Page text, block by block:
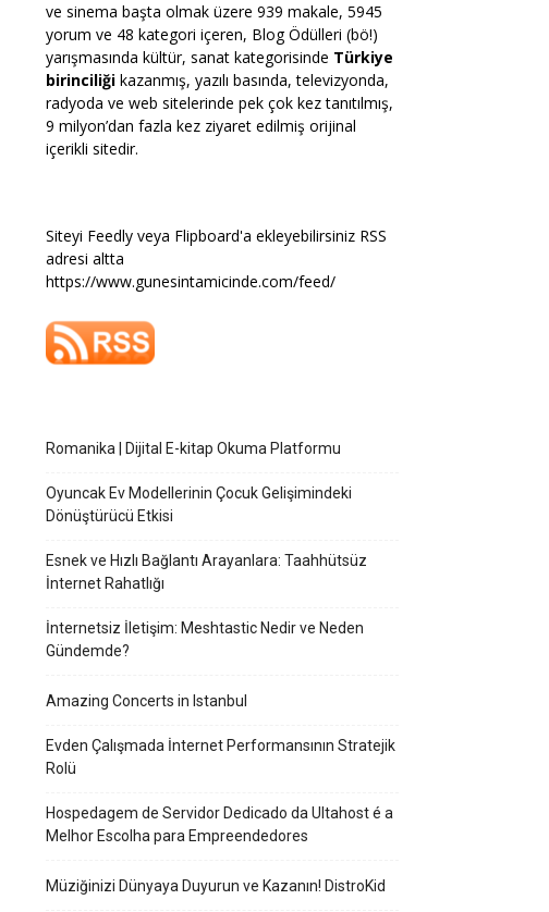
ve sinema başta olmak üzere 939 makale, 5945
yorum ve 48 kategori içeren, Blog Ödülleri (bö!)
yarışmasında kültür, sanat kategorisinde Türkiye
birinciliği kazanmış, yazılı basında, televizyonda,
radyoda ve web sitelerinde pek çok kez tanıtılmış,
9 milyon’dan fazla kez ziyaret edilmiş orijinal
içerikli sitedir.
Siteyi Feedly veya Flipboard'a ekleyebilirsiniz RSS
adresi altta
https://www.gunesintamicinde.com/feed/
Romanika | Dijital E-kitap Okuma Platformu
Oyuncak Ev Modellerinin Çocuk Gelişimindeki
Dönüştürücü Etkisi
Esnek ve Hızlı Bağlantı Arayanlara: Taahhütsüz
İnternet Rahatlığı
İnternetsiz İletişim: Meshtastic Nedir ve Neden
Gündemde?
Amazing Concerts in Istanbul
Evden Çalışmada İnternet Performansının Stratejik
Rolü
Hospedagem de Servidor Dedicado da Ultahost é a
Melhor Escolha para Empreendedores
Müziğinizi Dünyaya Duyurun ve Kazanın! DistroKid